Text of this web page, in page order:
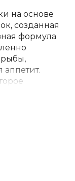
на основе
созданная
формула
рыбы,